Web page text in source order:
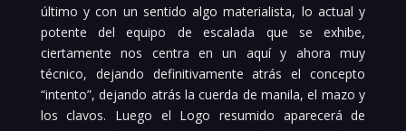
último y con un sentido algo materialista, lo actual y
potente del equipo de escalada que se exhibe,
ciertamente nos centra en un aquí y ahora muy
técnico, dejando definitivamente atrás el concepto
“intento”, dejando atrás la cuerda de manila, el mazo y
los clavos. Luego el Logo resumido aparecerá de